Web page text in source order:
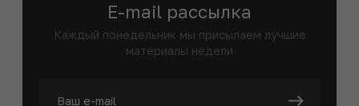
E-mail рассылка
Каждый понедельник мы присылаем лучшие
материалы недели